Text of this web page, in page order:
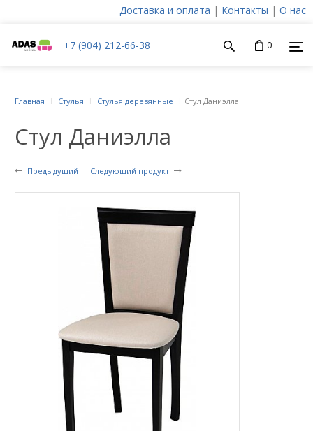
Доставка и оплата | Контакты | О нас
+7 (904) 212-66-38 0
Стул Даниэлла
Предыдущий Следующий продукт
Главная Стулья Стулья деревянные Стул Даниэлла